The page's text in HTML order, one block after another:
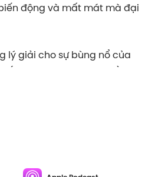
động và mất mát mà đại
lý giải cho sự bùng nổ của
(The Great Resignation), trào
bùng nổ tại Mỹ.
và chia sẻ cùng